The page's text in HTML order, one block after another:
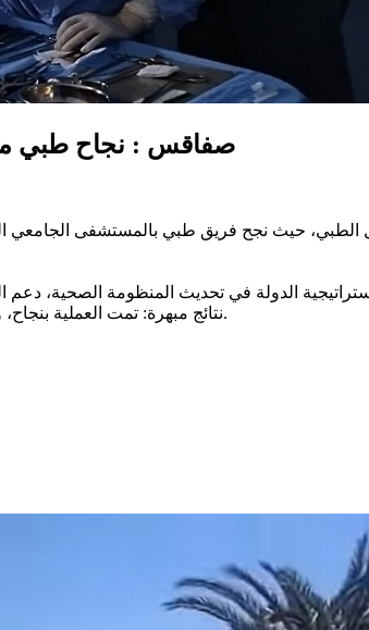
صفاقس : نجاح طبي
الطبي، حيث نجح فريق طبي بالمستشفى الجامعي
🔹 نتائج مبهرة: تمت العملية بنجاح، والمريض في حالة جيدة، مما يؤكد كفاءة الفرق الطبية التونسية والتطور المستمر للتقنيات الجراحية في البلاد.